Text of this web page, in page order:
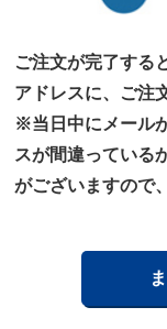
ご注文が完了する
アドレスに、ご注
※当日中にメール
スが間違っている
がございますので